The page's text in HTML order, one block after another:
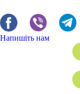
Напишіть нам